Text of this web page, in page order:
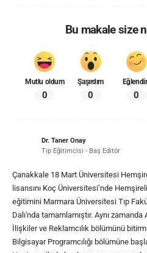
Bu makale size
Mutlu oldum
0
Şaşırdım
0 0
Dr. Taner Onay
Tıp Eğitimcisi - Baş Editör
Çanakkale 18 Mart Üniversitesi
lisansını Koç Üniversitesi’nde
eğitimini Marmara Üniversitesi Tıp
Dalı'nda tamamlamıştır. Aynı
İlişkiler ve Reklamcılık bölümünü
Bilgisayar Programcılığı bölümüne